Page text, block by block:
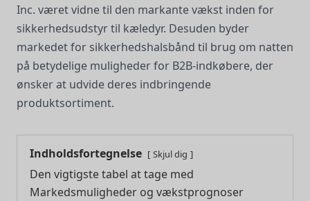
Inc. været vidne til den markante vækst inden for
sikkerhedsudstyr til kæledyr. Desuden byder
markedet for sikkerhedshalsbånd til brug om natten
på betydelige muligheder for B2B-indkøbere, der
ønsker at udvide deres indbringende
produktsortiment.
Indholdsfortegnelse Skjul dig
Den vigtigste tabel at tage med
Markedsmuligheder og vækstprognoser